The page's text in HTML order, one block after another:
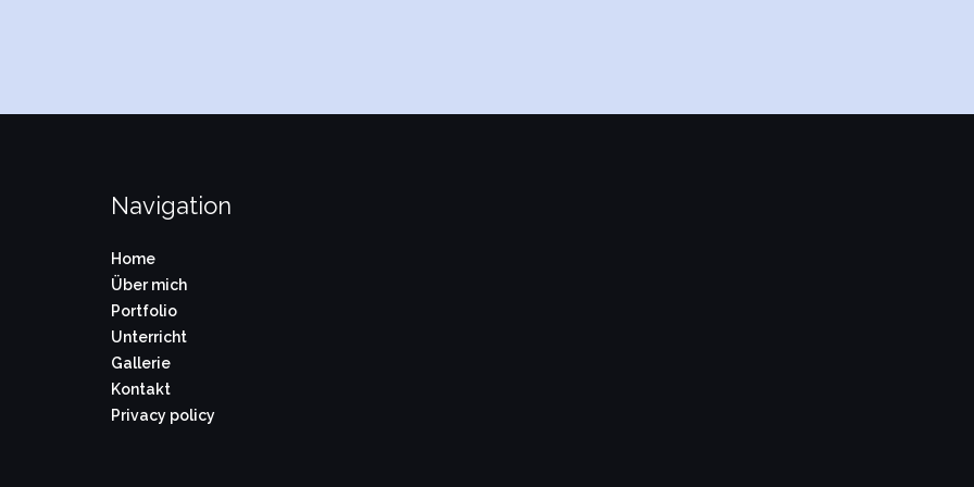
Navigation
Home
Über mich
Portfolio
Unterricht
Gallerie
Kontakt
Privacy policy